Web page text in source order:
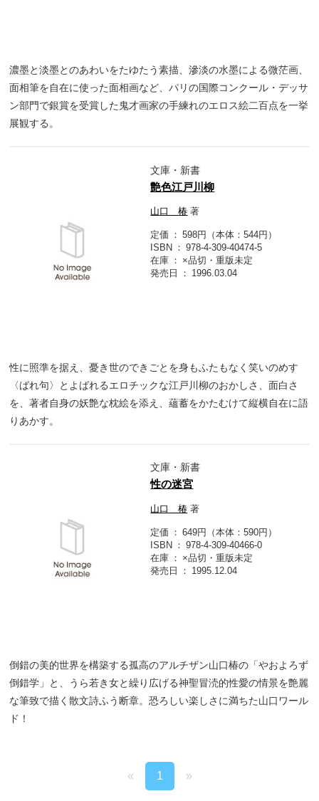
濃墨と淡墨とのあわいをたゆたう素描、滲淡の水墨による微茫画、
面相筆を自在に使った面相画など、パリの国際コンクール・デッサ
ン部門で銀賞を受賞した鬼才画家の手練れのエロス絵二百点を一挙
展観する。
文庫・新書
艶色江戸川柳
山口 椿 著
定価
598円（本体：544円）
ISBN
978-4-309-40474-5
在庫
×品切・重版未定
発売日
1996.03.04
性に照準を据え、憂き世のできごとを身もふたもなく笑いのめす
〈ばれ句〉とよばれるエロチックな江戸川柳のおかしさ、面白さ
を、著者自身の妖艶な枕絵を添え、蘊蓄をかたむけて縦横自在に語
りあかす。
文庫・新書
性の迷宮
山口 椿 著
定価
649円（本体：590円）
ISBN
978-4-309-40466-0
在庫
×品切・重版未定
発売日
1995.12.04
倒錯の美的世界を構築する孤高のアルチザン山口椿の「やおよろず
倒錯学」と、うら若き女と繰り広げる神聖冒涜的性愛の情景を艶麗
な筆致で描く散文詩ふう断章。恐ろしい楽しさに満ちた山口ワール
ド！
« 1 »